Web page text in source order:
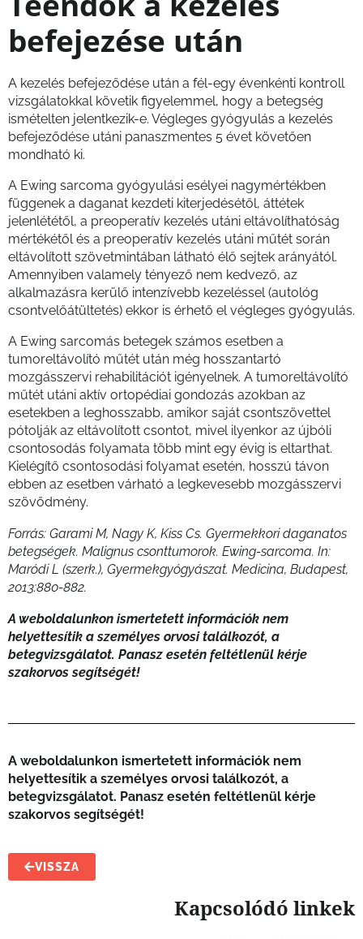
befejezése után
A kezelés befejeződése után a fél-egy évenkénti kontroll
vizsgálatokkal követik figyelemmel, hogy a betegség
ismételten jelentkezik-e. Végleges gyógyulás a kezelés
befejeződése utáni panaszmentes 5 évet követően
mondható ki.
A Ewing sarcoma gyógyulási esélyei nagymértékben
függenek a daganat kezdeti kiterjedésétől, áttétek
jelenlététől, a preoperatív kezelés utáni eltávolíthatóság
mértékétől és a preoperatív kezelés utáni műtét során
eltávolított szövetmintában látható élő sejtek arányától.
Amennyiben valamely tényező nem kedvező, az
alkalmazásra kerülő intenzívebb kezeléssel (autológ
csontvelőátültetés) ekkor is érhető el végleges gyógyulás.
A Ewing sarcomás betegek számos esetben a
tumoreltávolító műtét után még hosszantartó
mozgásszervi rehabilitációt igényelnek. A tumoreltávolító
műtét utáni aktív ortopédiai gondozás azokban az
esetekben a leghosszabb, amikor saját csontszövettel
pótolják az eltávolított csontot, mivel ilyenkor az újbóli
csontosodás folyamata több mint egy évig is eltarthat.
Kielégítő csontosodási folyamat esetén, hosszú távon
ebben az esetben várható a legkevesebb mozgásszervi
szövődmény.
Forrás: Garami M, Nagy K, Kiss Cs. Gyermekkori daganatos
betegségek. Malignus csonttumorok. Ewing-sarcoma. In:
Maródi L (szerk.), Gyermekgyógyászat. Medicina, Budapest,
2013:880-882.
A weboldalunkon ismertetett információk nem
helyettesítik a személyes orvosi találkozót, a
betegvizsgálatot. Panasz esetén feltétlenül kérje
szakorvos segítségét!
A weboldalunkon ismertetett információk nem
helyettesítik a személyes orvosi találkozót, a
betegvizsgálatot. Panasz esetén feltétlenül kérje
szakorvos segítségét!
VISSZA
Kapcsolódó linkek